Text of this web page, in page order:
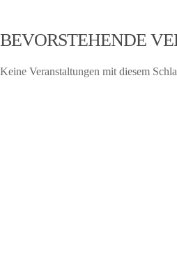
BEVORSTEHENDE
Keine Veranstaltungen mit diesem